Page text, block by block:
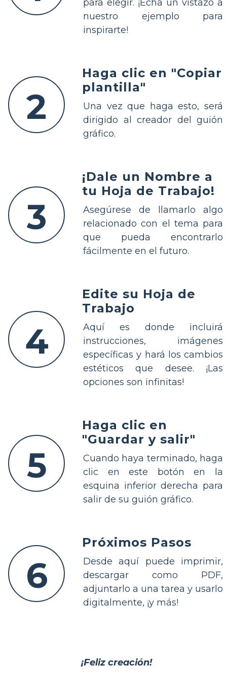
para elegir. ¡Echa un vistazo a
nuestro ejemplo para
inspirarte!
2
Haga clic en "Copiar
plantilla"
Una vez que haga esto, será
dirigido al creador del guión
gráfico.
3
¡Dale un Nombre a
tu Hoja de Trabajo!
Asegúrese de llamarlo algo
relacionado con el tema para
que pueda encontrarlo
fácilmente en el futuro.
4
Edite su Hoja de
Trabajo
Aquí es donde incluirá
instrucciones, imágenes
específicas y hará los cambios
estéticos que desee. ¡Las
opciones son infinitas!
5
Haga clic en
"Guardar y salir"
Cuando haya terminado, haga
clic en este botón en la
esquina inferior derecha para
salir de su guión gráfico.
6
Próximos Pasos
Desde aquí puede imprimir,
descargar como PDF,
adjuntarlo a una tarea y usarlo
digitalmente, ¡y más!
¡Feliz creación!